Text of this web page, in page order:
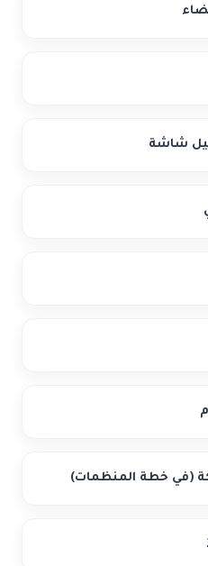
شاشة
(في خطة المنظمات)